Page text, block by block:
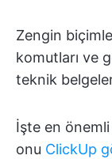
Zengin
komutları ve
teknik
İşte en
onu ClickUp